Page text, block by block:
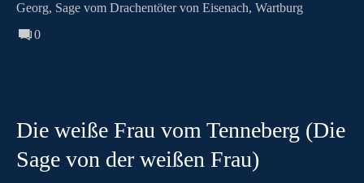
Georg, Sage vom Drachentöter von Eisenach, Wartburg
0
Die weiße Frau vom Tenneberg (Die
Sage von der weißen Frau)